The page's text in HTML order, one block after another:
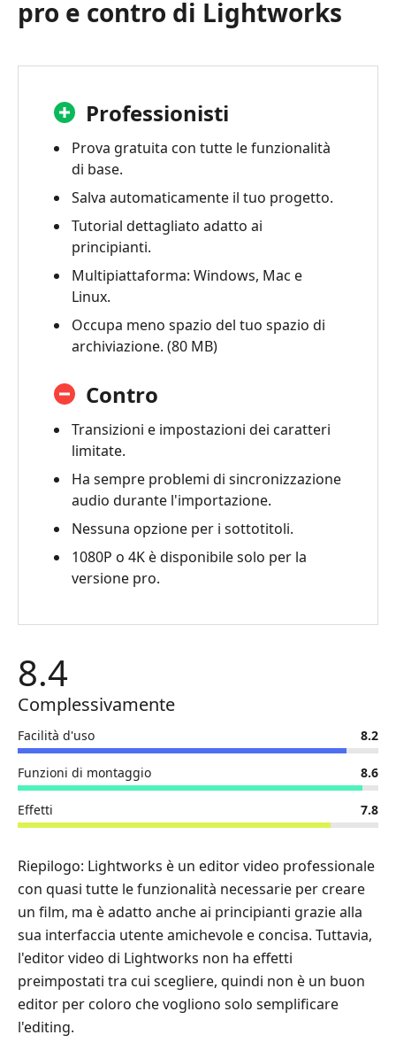
pro e contro di Lightworks
Professionisti
Prova gratuita con tutte le funzionalità
di base.
Salva automaticamente il tuo progetto.
Tutorial dettagliato adatto ai
principianti.
Multipiattaforma: Windows, Mac e
Linux.
Occupa meno spazio del tuo spazio di
archiviazione. (80 MB)
Contro
Transizioni e impostazioni dei caratteri
limitate.
Ha sempre problemi di sincronizzazione
audio durante l'importazione.
Nessuna opzione per i sottotitoli.
1080P o 4K è disponibile solo per la
versione pro.
8.4
Complessivamente
Facilità d'uso 8.2
Funzioni di montaggio 8.6
Effetti 7.8
Riepilogo: Lightworks è un editor video professionale
con quasi tutte le funzionalità necessarie per creare
un film, ma è adatto anche ai principianti grazie alla
sua interfaccia utente amichevole e concisa. Tuttavia,
l'editor video di Lightworks non ha effetti
preimpostati tra cui scegliere, quindi non è un buon
editor per coloro che vogliono solo semplificare
l'editing.